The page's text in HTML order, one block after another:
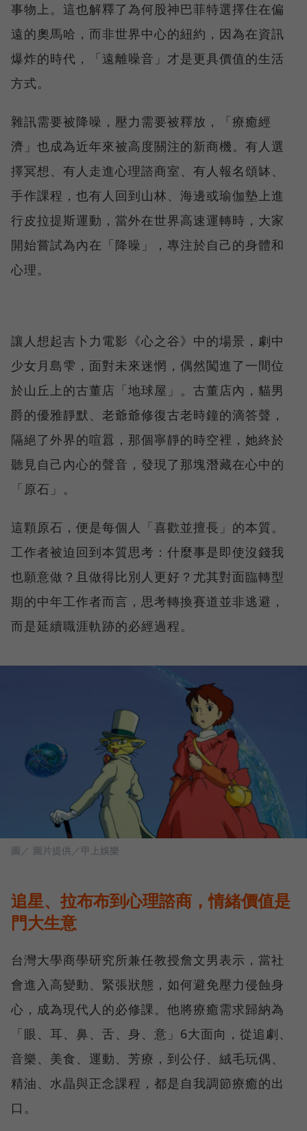
事物上。這也解釋了為何股神巴菲特選擇住在偏
遠的奧馬哈，而非世界中心的紐約，因為在資訊
爆炸的時代，「遠離噪音」才是更具價值的生活
方式。
雜訊需要被降噪，壓力需要被釋放，「療癒經
濟」也成為近年來被高度關注的新商機。有人選
擇冥想、有人走進心理諮商室、有人報名頌缽、
手作課程，也有人回到山林、海邊或瑜伽墊上進
行皮拉提斯運動，當外在世界高速運轉時，大家
開始嘗試為內在「降噪」，專注於自己的身體和
心理。
讓人想起吉卜力電影《心之谷》中的場景，劇中
少女月島雫，面對未來迷惘，偶然闖進了一間位
於山丘上的古董店「地球屋」。古董店內，貓男
爵的優雅靜默、老爺爺修復古老時鐘的滴答聲，
隔絕了外界的喧囂，那個寧靜的時空裡，她終於
聽見自己內心的聲音，發現了那塊潛藏在心中的
「原石」。
這顆原石，便是每個人「喜歡並擅長」的本質。
工作者被迫回到本質思考：什麼事是即使沒錢我
也願意做？且做得比別人更好？尤其對面臨轉型
期的中年工作者而言，思考轉換賽道並非逃避，
而是延續職涯軌跡的必經過程。
圖／ 圖片提供／甲上娛樂
追星、拉布布到心理諮商，情緒價值是
門大生意
台灣大學商學研究所兼任教授詹文男表示，當社
會進入高變動、緊張狀態，如何避免壓力侵蝕身
心，成為現代人的必修課。他將療癒需求歸納為
「眼、耳、鼻、舌、身、意」6大面向，從追劇、
音樂、美食、運動、芳療，到公仔、絨毛玩偶、
精油、水晶與正念課程，都是自我調節療癒的出
口。